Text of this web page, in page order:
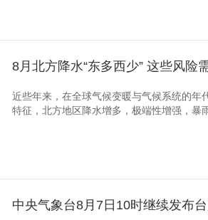
8月北方降水“东多西少” 这些风险
近些年来，在全球气候变暖与气候系统的年
特征，北方地区降水增多，极端性增强，暴
中央气象台8月7日10时继续发布